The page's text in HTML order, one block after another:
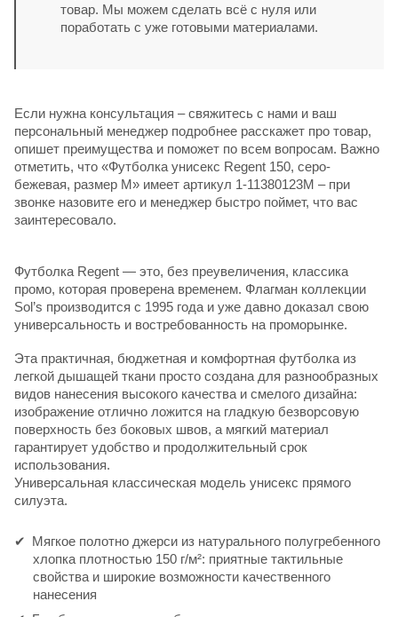
товар. Мы можем сделать всё с нуля или
поработать с уже готовыми материалами.
Если нужна консультация – свяжитесь с нами и ваш
персональный менеджер подробнее расскажет про товар,
опишет преимущества и поможет по всем вопросам. Важно
отметить, что «Футболка унисекс Regent 150, серо-
бежевая, размер M» имеет артикул 1-11380123M – при
звонке назовите его и менеджер быстро поймет, что вас
заинтересовало.
Футболка Regent — это, без преувеличения, классика
промо, которая проверена временем. Флагман коллекции
Sol’s производится с 1995 года и уже давно доказал свою
универсальность и востребованность на проморынке.
Эта практичная, бюджетная и комфортная футболка из
легкой дышащей ткани просто создана для разнообразных
видов нанесения высокого качества и смелого дизайна:
изображение отлично ложится на гладкую безворсовую
поверхность без боковых швов, а мягкий материал
гарантирует удобство и продолжительный срок
использования.
Универсальная классическая модель унисекс прямого
силуэта.
Мягкое полотно джерси из натурального полугребенного
хлопка плотностью 150 г/м²: приятные тактильные
свойства и широкие возможности качественного
нанесения